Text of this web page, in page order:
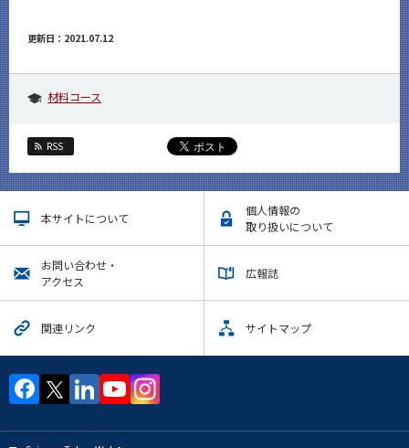
更新日：2021.07.12
材料コース
RSS
本サイトについて
個人情報の
取り扱いについて
お問い合わせ・
アクセス
広報誌
関連リンク サイトマップ